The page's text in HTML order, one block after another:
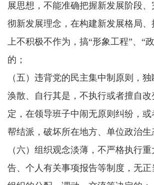
展思想，不能准确把握新发展阶段
彻新发展理念，在构建新发展格局
上不积极不作为，搞“形象工程”、“
的；
（五）违背党的民主集中制原则，
涣散、自行其是，不执行或者擅自
定，在领导班子中闹无原则纠纷，
帮结派，破坏所在地方、单位政治生
（六）组织观念淡薄，不严格执行
告、个人有关事项报告等制度，无